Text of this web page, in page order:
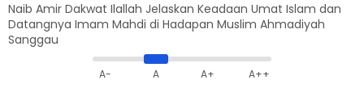
Naib Amir Dakwat Ilallah Jelaskan Keadaan Umat Islam dan
Datangnya Imam Mahdi di Hadapan Muslim Ahmadiyah
Sanggau
A- A A+ A++